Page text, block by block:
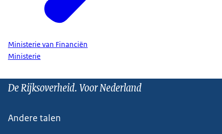
Ministerie van Financiën
Ministerie
De Rijksoverheid. Voor Nederland
Andere talen